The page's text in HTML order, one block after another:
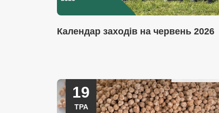
Календар заходів на червень 2026
19
ТРА